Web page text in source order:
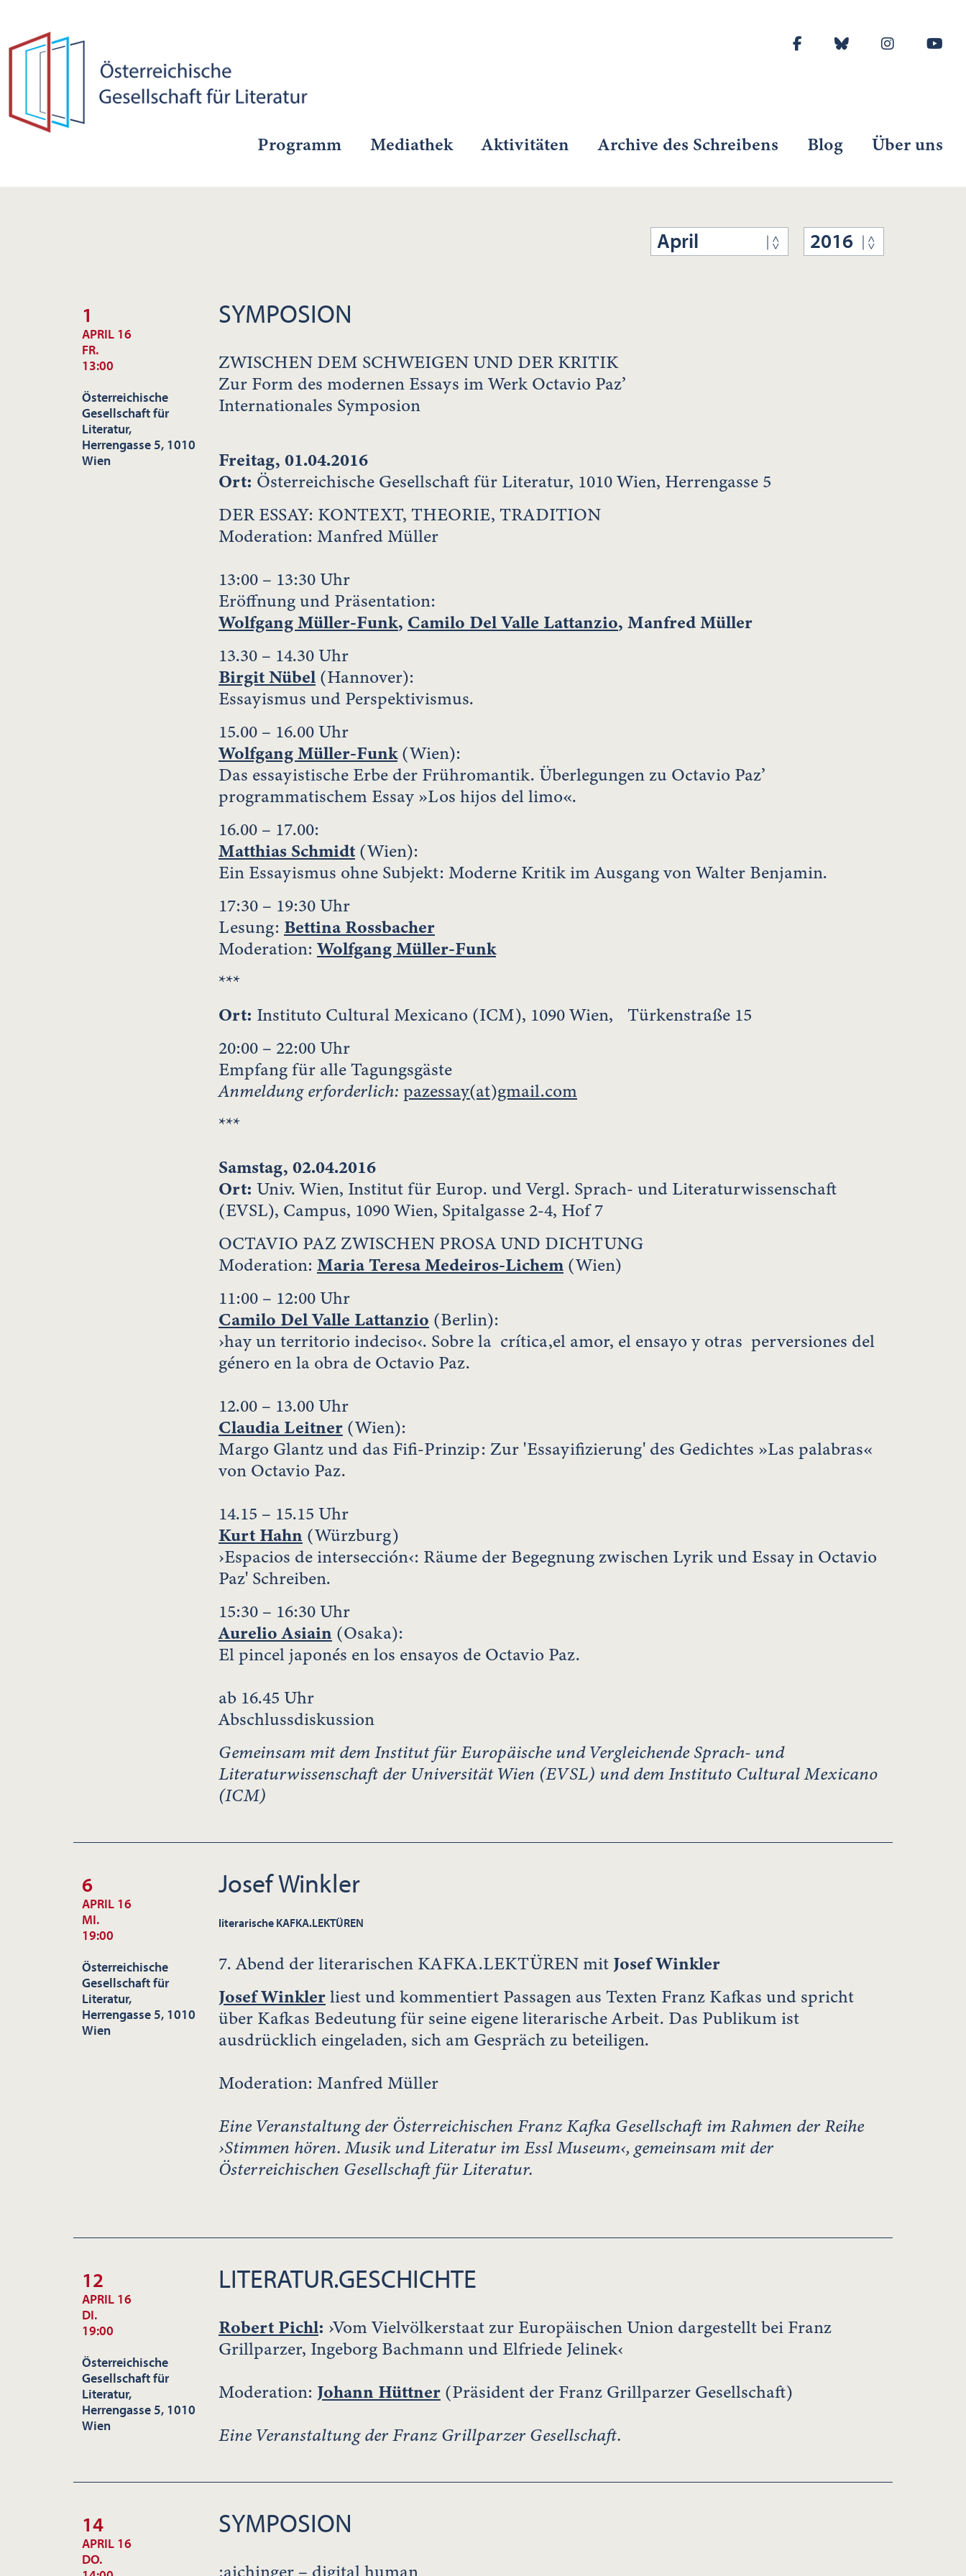
Programm Mediathek Aktivitäten Archive des Schreibens Blog Über uns
April 2016
1
APRIL 16
FR.
13:00
Österreichische
Gesellschaft für
Literatur,
Herrengasse 5, 1010
Wien
SYMPOSION
ZWISCHEN DEM SCHWEIGEN UND DER KRITIK
Zur Form des modernen Essays im Werk Octavio Paz’
Internationales Symposion
Freitag, 01.04.2016
Ort: Österreichische Gesellschaft für Literatur, 1010 Wien, Herrengasse 5
DER ESSAY: KONTEXT, THEORIE, TRADITION
Moderation: Manfred Müller
13:00 – 13:30 Uhr
Eröffnung und Präsentation:
Wolfgang Müller-Funk, Camilo Del Valle Lattanzio, Manfred Müller
13.30 – 14.30 Uhr
Birgit Nübel (Hannover):
Essayismus und Perspektivismus.
15.00 – 16.00 Uhr
Wolfgang Müller-Funk (Wien):
Das essayistische Erbe der Frühromantik. Überlegungen zu Octavio Paz’
programmatischem Essay »Los hijos del limo«.
16.00 – 17.00:
Matthias Schmidt (Wien):
Ein Essayismus ohne Subjekt: Moderne Kritik im Ausgang von Walter Benjamin.
17:30 – 19:30 Uhr
Lesung: Bettina Rossbacher
Moderation: Wolfgang Müller-Funk
***
Ort: Instituto Cultural Mexicano (ICM), 1090 Wien, Türkenstraße 15
20:00 – 22:00 Uhr
Empfang für alle Tagungsgäste
Anmeldung erforderlich: pazessay(at)gmail.com
***
Samstag, 02.04.2016
Ort: Univ. Wien, Institut für Europ. und Vergl. Sprach- und Literaturwissenschaft
(EVSL), Campus, 1090 Wien, Spitalgasse 2-4, Hof 7
OCTAVIO PAZ ZWISCHEN PROSA UND DICHTUNG
Moderation: Maria Teresa Medeiros-Lichem (Wien)
11:00 – 12:00 Uhr
Camilo Del Valle Lattanzio (Berlin):
›hay un territorio indeciso‹. Sobre la crítica,el amor, el ensayo y otras perversiones del
género en la obra de Octavio Paz.
12.00 – 13.00 Uhr
Claudia Leitner (Wien):
Margo Glantz und das Fifi-Prinzip: Zur 'Essayifizierung' des Gedichtes »Las palabras«
von Octavio Paz.
14.15 – 15.15 Uhr
Kurt Hahn (Würzburg)
›Espacios de intersección‹: Räume der Begegnung zwischen Lyrik und Essay in Octavio
Paz' Schreiben.
15:30 – 16:30 Uhr
Aurelio Asiain (Osaka):
El pincel japonés en los ensayos de Octavio Paz.
ab 16.45 Uhr
Abschlussdiskussion
Gemeinsam mit dem Institut für Europäische und Vergleichende Sprach- und
Literaturwissenschaft der Universität Wien (EVSL) und dem Instituto Cultural Mexicano
(ICM)
6
APRIL 16
MI.
19:00
Österreichische
Gesellschaft für
Literatur,
Herrengasse 5, 1010
Wien
Josef Winkler
literarische KAFKA.LEKTÜREN
7. Abend der literarischen KAFKA.LEKTÜREN mit Josef Winkler
Josef Winklerliest und kommentiert Passagen aus Texten Franz Kafkas und spricht
über Kafkas Bedeutung für seine eigene literarische Arbeit. Das Publikum ist
ausdrücklich eingeladen, sich am Gespräch zu beteiligen.
Moderation: Manfred Müller
Eine Veranstaltung der Österreichischen Franz Kafka Gesellschaft im Rahmen der Reihe
›Stimmen hören. Musik und Literatur im Essl Museum‹, gemeinsam mit der
Österreichischen Gesellschaft für Literatur.
12
APRIL 16
DI.
19:00
Österreichische
Gesellschaft für
Literatur,
Herrengasse 5, 1010
Wien
LITERATUR.GESCHICHTE
Robert Pichl: ›Vom Vielvölkerstaat zur Europäischen Union dargestellt bei Franz
Grillparzer, Ingeborg Bachmann und Elfriede Jelinek‹
Moderation: Johann Hüttner (Präsident der Franz Grillparzer Gesellschaft)
Eine Veranstaltung der Franz Grillparzer Gesellschaft.
14
APRIL 16
DO.
SYMPOSION